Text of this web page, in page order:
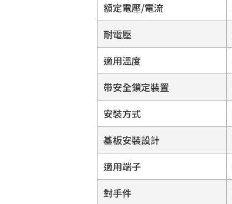
額定電壓/電流
耐電壓
適用溫度
帶安全鎖定裝置
安裝方式
基板安裝設計
適用端子
對手件